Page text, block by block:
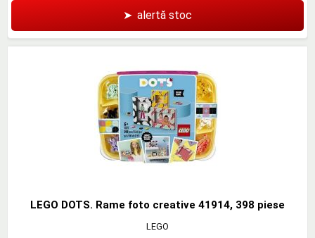
➤ alertă stoc
LEGO DOTS. Rame foto creative 41914, 398 piese
LEGO